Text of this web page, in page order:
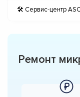
🛠 Сервис-центр
Ремонт